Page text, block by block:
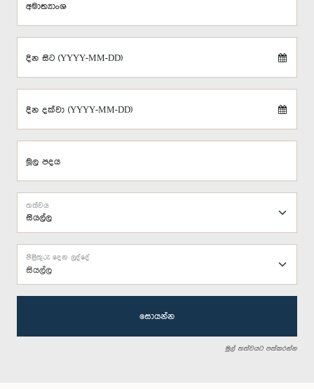
අමාත්‍යාංශ
දින සිට (YYYY-MM-DD)
දින දක්වා (YYYY-MM-DD)
මූල පදය
තත්වය
සියල්ල
පිළිතුරු දෙන ලද්දේ
සොයන්න
මුල් තත්වයට පත්කරන්න